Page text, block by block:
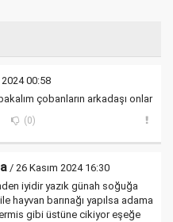
00:58
çobanların arkadaşı onlar
(0)
/ 26 Kasım 2024 16:30
iyidir yazık günah soğuğa
hayvan barınağı yapılsa adama
gibi üstüne cikiyor eşeğe